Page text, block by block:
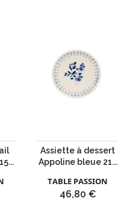
Assiette à dessert
Appoline bleue 21...
TABLE PASSION
Prix
46,80 €